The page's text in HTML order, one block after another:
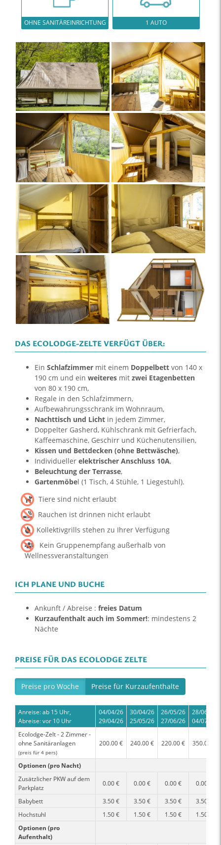
OHNE SANITÄREINRICHTUNG 1 AUTO
DAS ECOLODGE-ZELTE VERFÜGT ÜBER:
Ein Schlafzimmer mit einem Doppelbett von 140 x
190 cm und ein weiteres mit zwei Etagenbetten
von 80 x 190 cm,
Regale in den Schlafzimmern,
Aufbewahrungsschrank im Wohnraum,
Nachttisch und Licht in jedem Zimmer,
Doppelter Gasherd, Kühlschrank mit Gefrierfach,
Kaffeemaschine, Geschirr und Küchenutensilien,
Kissen und Bettdecken (ohne Bettwäsche),
Individueller elektrischer Anschluss 10A,
Beleuchtung der Terrasse,
Gartenmöbel (1 Tisch, 4 Stühle, 1 Liegestuhl).
Tiere sind nicht erlaubt
Rauchen ist drinnen nicht erlaubt
Kollektivgrills stehen zu Ihrer Verfügung
Kein Gruppenempfang außerhalb von
Wellnessveranstaltungen
ICH PLANE UND BUCHE
Ankunft / Abreise : freies Datum
Kurzaufenthalt auch im Sommer!: mindestens 2
Nächte
PREISE FÜR DAS ECOLODGE ZELTE
Preise pro Woche Preise für Kurzaufenthalte
Anreise: ab 15 Uhr,
Abreise: vor 10 Uhr
04/04/26
29/04/26
30/04/26
25/05/26
26/05/26
27/06/26
28/06/26
04/07/26
Ecolodge-Zelt - 2 Zimmer -
ohne Sanitäranlagen
(preis für 4 pers)
200.00 € 240.00 € 220.00 € 350.00 €
Optionen (pro Nacht)
Zusätzlicher PKW auf dem
Parkplatz
0.00 € 0.00 € 0.00 € 0.00 €
Babybett 3.50 € 3.50 € 3.50 €
3.50 €
Hochstuhl
1.50 € 1.50 € 1.50 €
1.50 €
Optionen (pro
Aufenthalt)